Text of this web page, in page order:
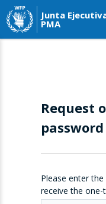
Junta
PMA
Request
password
Please enter
receive the